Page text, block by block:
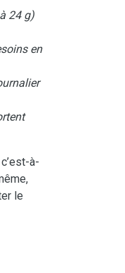
24 g)
en
à-
le